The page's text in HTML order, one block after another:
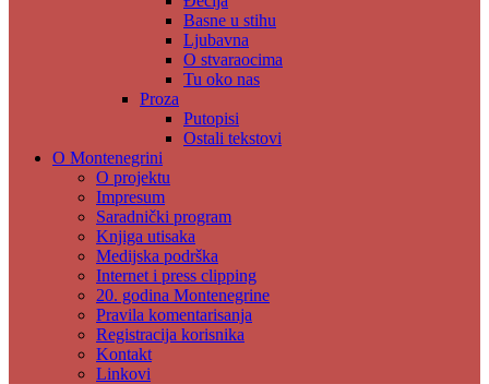
Basne u stihu
Ljubavna
O stvaraocima
Tu oko nas
Proza
Putopisi
Ostali tekstovi
O Montenegrini
O projektu
Impresum
Saradnički program
Knjiga utisaka
Medijska podrška
Internet i press clipping
20. godina Montenegrine
Pravila komentarisanja
Registracija korisnika
Kontakt
Linkovi